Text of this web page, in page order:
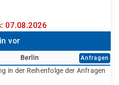
07.08.2026
vor
Berlin Anfragen
in der Reihenfolge der Anfragen